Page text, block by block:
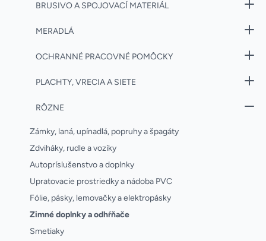
BRUSIVO A SPOJOVACÍ MATERIÁL
MERADLÁ
OCHRANNÉ PRACOVNÉ POMÔCKY
PLACHTY, VRECIA A SIETE
RÔZNE
Zámky, laná, upínadlá, popruhy a špagáty
Zdviháky, rudle a vozíky
Autopríslušenstvo a doplnky
Upratovacie prostriedky a nádoba PVC
Fólie, pásky, lemovačky a elektropásky
Zimné doplnky a odhŕňače
Smetiaky